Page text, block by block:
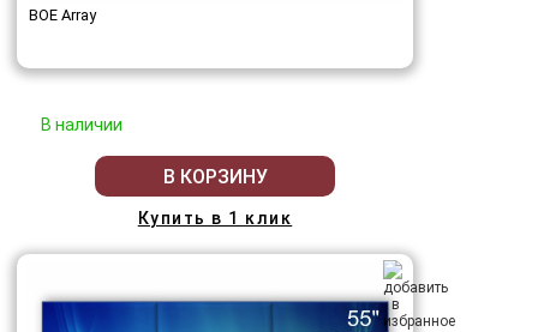
BOE Array
В наличии
В КОРЗИНУ
Купить в 1 клик